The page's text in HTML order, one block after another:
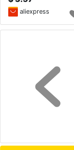
aliexpress